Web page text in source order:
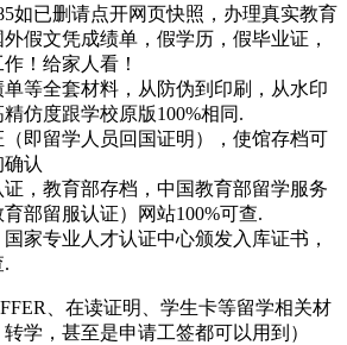
如已删请点开网页快照，办理真实教育
假文凭成绩单，假学历，假毕业证，
！给家人看！
等全套材料，从防伪到印刷，从水印
仿度跟学校原版100%相同.
即留学人员回国证明），使馆存档可
认
，教育部存档，中国教育部留学服务
部留服认证）网站100%可查.
家专业人才认证中心颁发入库证书，
.
、在读证明、学生卡等留学相关材
学，甚至是申请工签都可以用到）